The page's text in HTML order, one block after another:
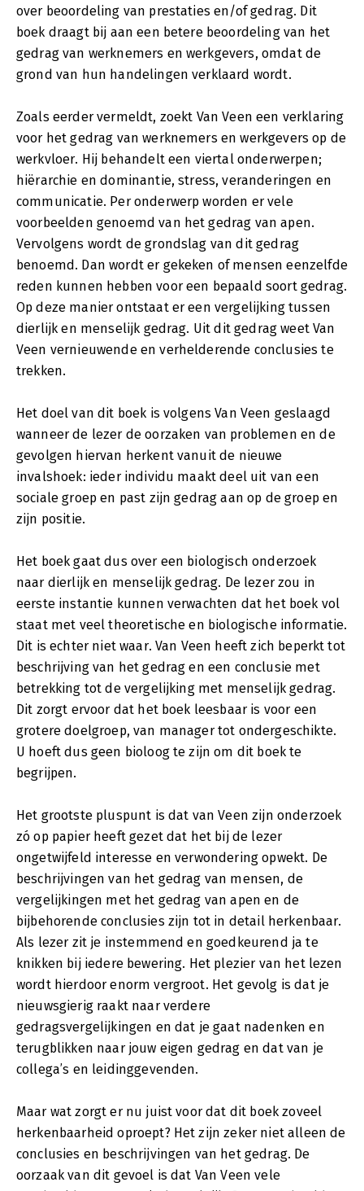
over beoordeling van prestaties en/of gedrag. Dit
boek draagt bij aan een betere beoordeling van het
gedrag van werknemers en werkgevers, omdat de
grond van hun handelingen verklaard wordt.
Zoals eerder vermeldt, zoekt Van Veen een verklaring
voor het gedrag van werknemers en werkgevers op de
werkvloer. Hij behandelt een viertal onderwerpen;
hiërarchie en dominantie, stress, veranderingen en
communicatie. Per onderwerp worden er vele
voorbeelden genoemd van het gedrag van apen.
Vervolgens wordt de grondslag van dit gedrag
benoemd. Dan wordt er gekeken of mensen eenzelfde
reden kunnen hebben voor een bepaald soort gedrag.
Op deze manier ontstaat er een vergelijking tussen
dierlijk en menselijk gedrag. Uit dit gedrag weet Van
Veen vernieuwende en verhelderende conclusies te
trekken.
Het doel van dit boek is volgens Van Veen geslaagd
wanneer de lezer de oorzaken van problemen en de
gevolgen hiervan herkent vanuit de nieuwe
invalshoek: ieder individu maakt deel uit van een
sociale groep en past zijn gedrag aan op de groep en
zijn positie.
Het boek gaat dus over een biologisch onderzoek
naar dierlijk en menselijk gedrag. De lezer zou in
eerste instantie kunnen verwachten dat het boek vol
staat met veel theoretische en biologische informatie.
Dit is echter niet waar. Van Veen heeft zich beperkt tot
beschrijving van het gedrag en een conclusie met
betrekking tot de vergelijking met menselijk gedrag.
Dit zorgt ervoor dat het boek leesbaar is voor een
grotere doelgroep, van manager tot ondergeschikte.
U hoeft dus geen bioloog te zijn om dit boek te
begrijpen.
Het grootste pluspunt is dat van Veen zijn onderzoek
zó op papier heeft gezet dat het bij de lezer
ongetwijfeld interesse en verwondering opwekt. De
beschrijvingen van het gedrag van mensen, de
vergelijkingen met het gedrag van apen en de
bijbehorende conclusies zijn tot in detail herkenbaar.
Als lezer zit je instemmend en goedkeurend ja te
knikken bij iedere bewering. Het plezier van het lezen
wordt hierdoor enorm vergroot. Het gevolg is dat je
nieuwsgierig raakt naar verdere
gedragsvergelijkingen en dat je gaat nadenken en
terugblikken naar jouw eigen gedrag en dat van je
collega’s en leidinggevenden.
Maar wat zorgt er nu juist voor dat dit boek zoveel
herkenbaarheid oproept? Het zijn zeker niet alleen de
conclusies en beschrijvingen van het gedrag. De
oorzaak van dit gevoel is dat Van Veen vele